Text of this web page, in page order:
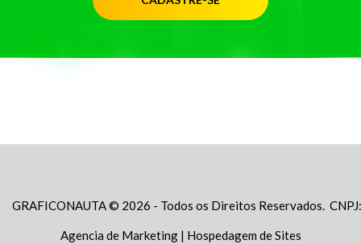
GRAFICONAUTA © 2026 - Todos os Direitos Reservados.
Agencia de Marketing| Hospedagem de Sites